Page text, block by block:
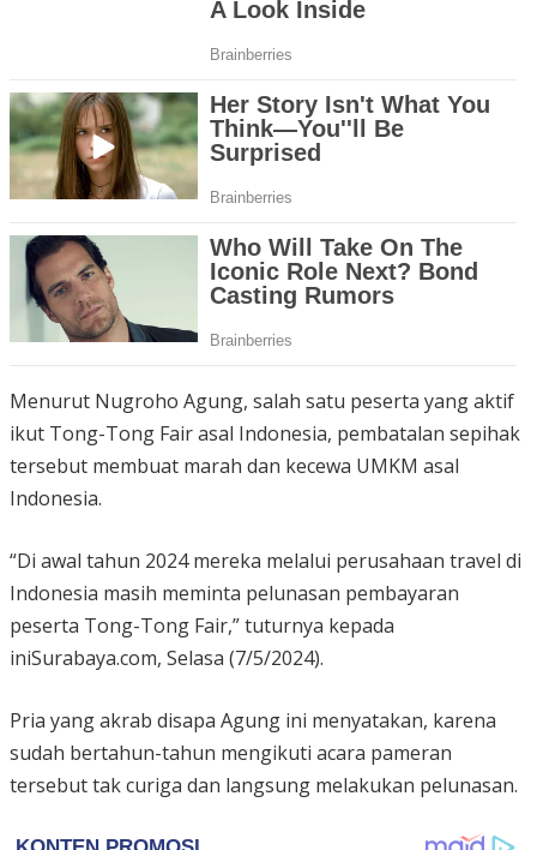
Menurut Nugroho Agung, salah satu peserta yang aktif
ikut Tong-Tong Fair asal Indonesia, pembatalan sepihak
tersebut membuat marah dan kecewa UMKM asal
Indonesia.
“Di awal tahun 2024 mereka melalui perusahaan travel di
Indonesia masih meminta pelunasan pembayaran
peserta Tong-Tong Fair,” tuturnya kepada
iniSurabaya.com, Selasa (7/5/2024).
Pria yang akrab disapa Agung ini menyatakan, karena
sudah bertahun-tahun mengikuti acara pameran
tersebut tak curiga dan langsung melakukan pelunasan.